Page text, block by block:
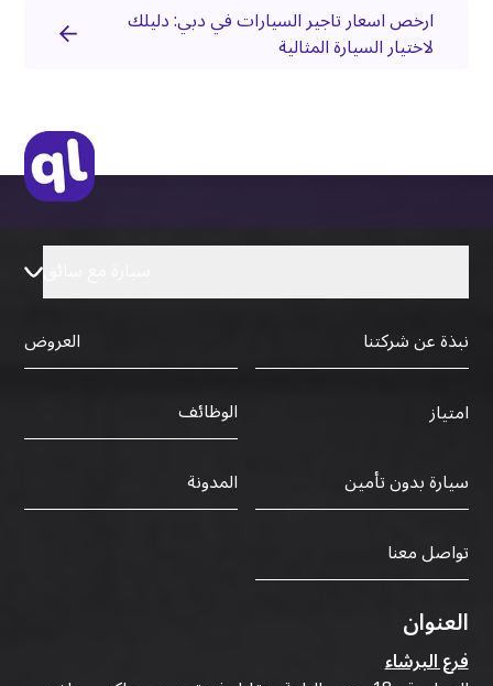
ارخص اسعار تاجير السيارات في دبي: دليلك
لاختيار السيارة المثالية
نبذة عن شركتنا
العروض
امتياز
الوظائف
سيارة بدون تأمين
المدونة
تواصل معنا
العنوان
فرع البرشاء